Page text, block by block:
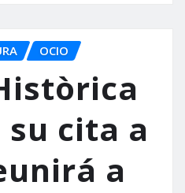
OCIO
cita a
a